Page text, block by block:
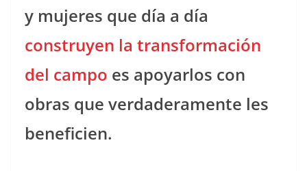
y mujeres que día a día
construyen la transformación
del campo es apoyarlos con
obras que verdaderamente les
beneficien.